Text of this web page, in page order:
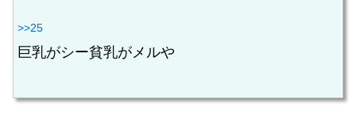
>>25
巨乳がシー貧乳がメルや